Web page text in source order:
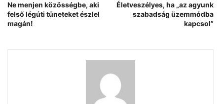
Ne menjen közösségbe, aki
felső légúti tüneteket észlel
magán!
Életveszélyes, ha „az agyunk
szabadság üzemmódba
kapcsol”